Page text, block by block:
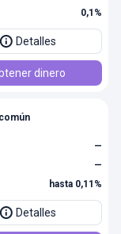
0,1%
Detalles
dinero
—
—
hasta 0,11%
Detalles